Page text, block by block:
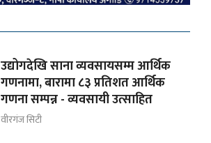
उद्योगदेखि साना व्यवसायसम्म आर्थिक
गणनामा, बारामा ८३ प्रतिशत आर्थिक
गणना सम्पन्न - व्यवसायी उत्साहित
वीरगंज सिटी